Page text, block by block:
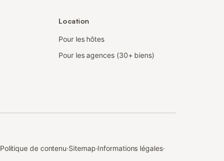
Location
Pour les hôtes
Pour les agences (30+ biens)
Politique de contenu·Sitemap·Informations légales·